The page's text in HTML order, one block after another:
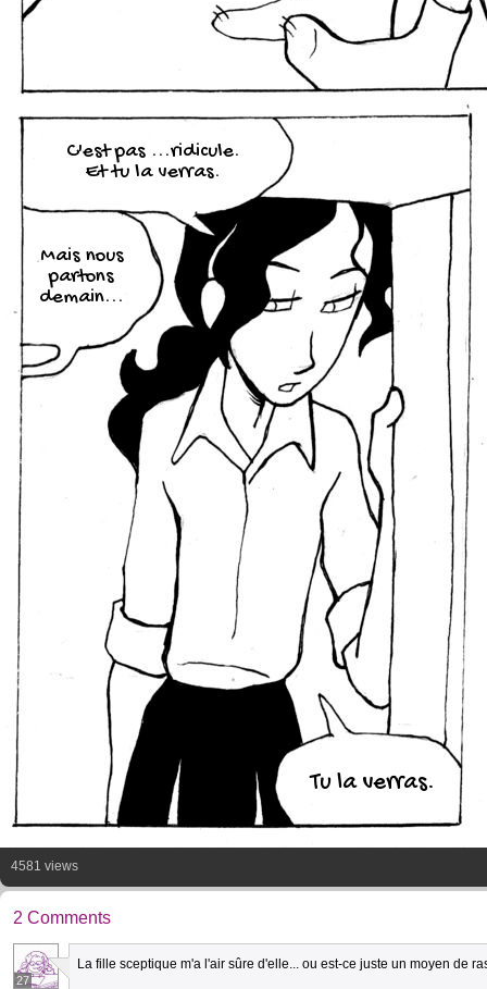
C'est pas ...ridicule.
Et tu la verras.
Mais nous
partons
demain...
Tu la verras.
4581 views
2 Comments
27
La fille sceptique m'a l'air sûre d'elle... ou est-ce juste un moyen de